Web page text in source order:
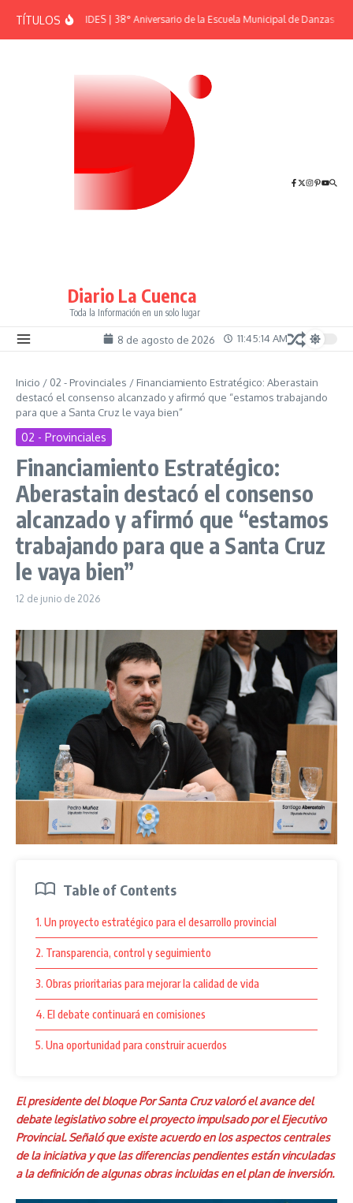
TÍTULOSEFEMÉRIDES | 38° Aniversario de la Escuela Municipal de Danzas “El
Diario La Cuenca
Toda la Información en un solo lugar
8 de agosto de 2026 11:45:15 AM
Inicio / 02 - Provinciales / Financiamiento Estratégico: Aberastain
destacó el consenso alcanzado y afirmó que “estamos trabajando
para que a Santa Cruz le vaya bien”
02 - Provinciales
Financiamiento Estratégico:
Aberastain destacó el consenso
alcanzado y afirmó que “estamos
trabajando para que a Santa Cruz
le vaya bien”
12 de junio de 2026
Table of Contents
1. Un proyecto estratégico para el desarrollo provincial
2. Transparencia, control y seguimiento
3. Obras prioritarias para mejorar la calidad de vida
4. El debate continuará en comisiones
5. Una oportunidad para construir acuerdos
El presidente del bloque Por Santa Cruz valoró el avance del
debate legislativo sobre el proyecto impulsado por el Ejecutivo
Provincial. Señaló que existe acuerdo en los aspectos centrales
de la iniciativa y que las diferencias pendientes están vinculadas
a la definición de algunas obras incluidas en el plan de inversión.